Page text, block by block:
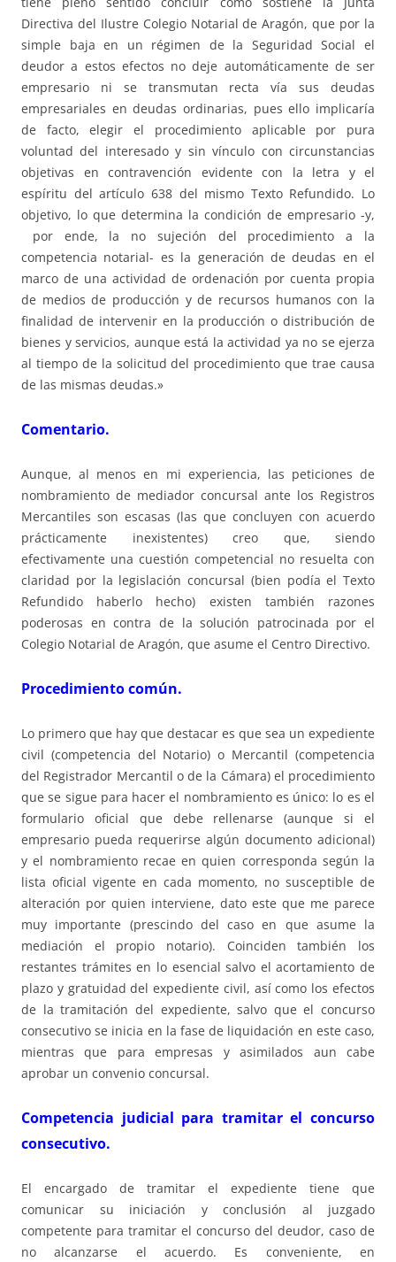
Directiva del Ilustre Colegio Notarial de Aragón, que por la
simple baja en un régimen de la Seguridad Social el
deudor a estos efectos no deje automáticamente de ser
empresario ni se transmutan recta vía sus deudas
empresariales en deudas ordinarias, pues ello implicaría
de facto, elegir el procedimiento aplicable por pura
voluntad del interesado y sin vínculo con circunstancias
objetivas en contravención evidente con la letra y el
espíritu del artículo 638 del mismo Texto Refundido. Lo
objetivo, lo que determina la condición de empresario -y,
por ende, la no sujeción del procedimiento a la
competencia notarial- es la generación de deudas en el
marco de una actividad de ordenación por cuenta propia
de medios de producción y de recursos humanos con la
finalidad de intervenir en la producción o distribución de
bienes y servicios, aunque está la actividad ya no se ejerza
al tiempo de la solicitud del procedimiento que trae causa
de las mismas deudas.»
Comentario.
Aunque, al menos en mi experiencia, las peticiones de
nombramiento de mediador concursal ante los Registros
Mercantiles son escasas (las que concluyen con acuerdo
prácticamente inexistentes) creo que, siendo
efectivamente una cuestión competencial no resuelta con
claridad por la legislación concursal (bien podía el Texto
Refundido haberlo hecho) existen también razones
poderosas en contra de la solución patrocinada por el
Colegio Notarial de Aragón, que asume el Centro Directivo.
Procedimiento común.
Lo primero que hay que destacar es que sea un expediente
civil (competencia del Notario) o Mercantil (competencia
del Registrador Mercantil o de la Cámara) el procedimiento
que se sigue para hacer el nombramiento es único: lo es el
formulario oficial que debe rellenarse (aunque si el
empresario pueda requerirse algún documento adicional)
y el nombramiento recae en quien corresponda según la
lista oficial vigente en cada momento, no susceptible de
alteración por quien interviene, dato este que me parece
muy importante (prescindo del caso en que asume la
mediación el propio notario). Coinciden también los
restantes trámites en lo esencial salvo el acortamiento de
plazo y gratuidad del expediente civil, así como los efectos
de la tramitación del expediente, salvo que el concurso
consecutivo se inicia en la fase de liquidación en este caso,
mientras que para empresas y asimilados aun cabe
aprobar un convenio concursal.
Competencia judicial para tramitar el concurso
consecutivo.
El encargado de tramitar el expediente tiene que
comunicar su iniciación y conclusión al juzgado
competente para tramitar el concurso del deudor, caso de
no alcanzarse el acuerdo. Es conveniente, en